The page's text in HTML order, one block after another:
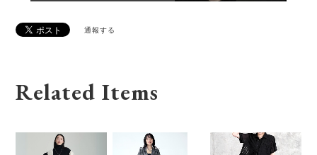
通報する
Related Items